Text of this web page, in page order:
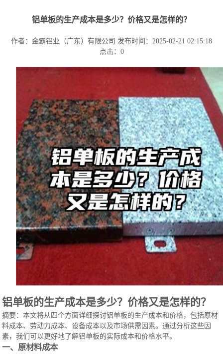
铝单板的生产成本是多少？价格又是怎样的？
作者：金霸铝业（广东）有限公司 发布时间：2025-02-21 02:15:18
点击： 0
铝单板的生产成本是多少？价格又是怎样的？
摘要：本文将从四个方面详细探讨铝单板的生产成本和价格，包括原材
料成本、劳动力成本、设备成本以及市场供需因素。通过分析这些因
素，我们可以更好地了解铝单板的实际成本和价格水平。
一、原材料成本